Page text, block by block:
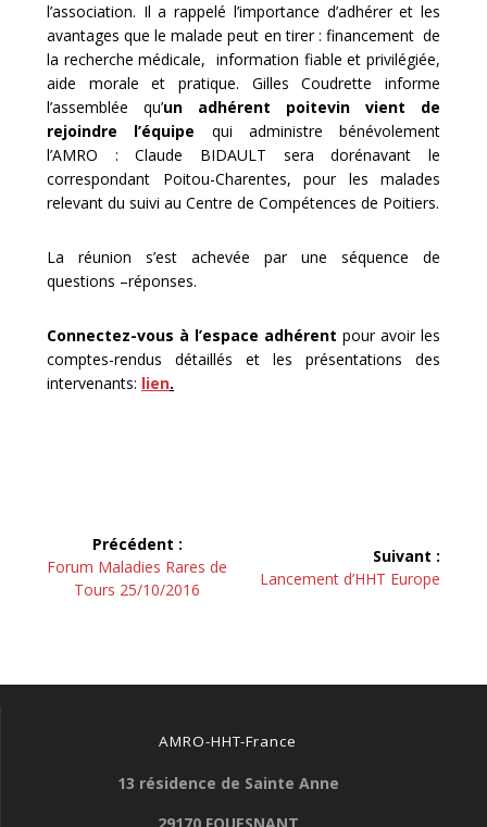
l’association. Il a rappelé l’importance d’adhérer et les
avantages que le malade peut en tirer : financement de
la recherche médicale, information fiable et privilégiée,
aide morale et pratique. Gilles Coudrette informe
l’assemblée qu’un adhérent poitevin vient de
rejoindre l’équipe qui administre bénévolement
l’AMRO : Claude BIDAULT sera dorénavant le
correspondant Poitou-Charentes, pour les malades
relevant du suivi au Centre de Compétences de Poitiers.
La réunion s’est achevée par une séquence de
questions –réponses.
Connectez-vous à l’espace adhérent pour avoir les
comptes-rendus détaillés et les présentations des
intervenants: lien.
Navigation
de
Précédent :
Article
précédent :
Forum Maladies Rares de
Tours 25/10/2016
Suivant :
Article
Lancement d’HHT Europe
AMRO-HHT-France
13 résidence de Sainte Anne